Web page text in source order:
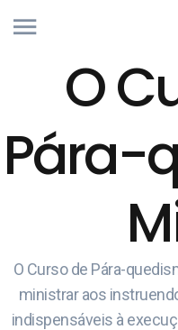
O
Pára-
O Curso de Pára-
ministrar aos
indispensáveis à